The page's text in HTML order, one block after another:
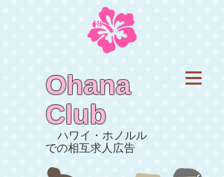
Ohana
Club
ハワイ・ホノルル
での相互求人広告